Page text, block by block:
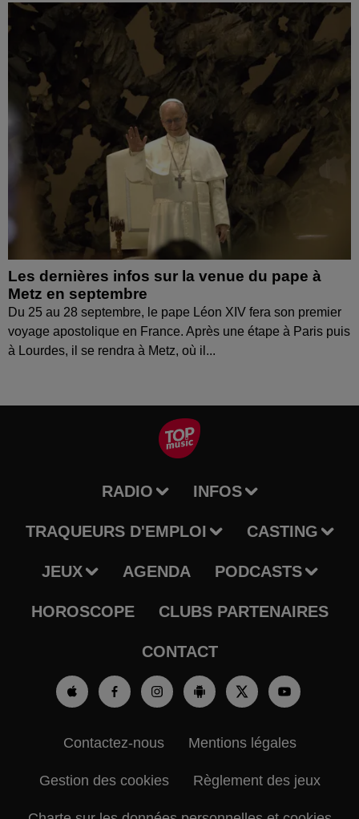
Les dernières infos sur la venue du pape à
Metz en septembre
Du 25 au 28 septembre, le pape Léon XIV fera son premier
voyage apostolique en France. Après une étape à Paris puis
à Lourdes, il se rendra à Metz, où il...
RADIO INFOS
TRAQUEURS D'EMPLOI CASTING
JEUX AGENDA PODCASTS
HOROSCOPE CLUBS PARTENAIRES
CONTACT
Contactez-nous Mentions légales
Gestion des cookies Règlement des jeux